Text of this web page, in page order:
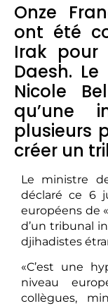
Onze
ont été
Irak pour
Daesh.
Nicole
qu’une
plusieurs
créer un
Le ministre
déclaré ce 6
européens de
d’un tribunal
djihadistes
«C’est une
niveau
collègues,